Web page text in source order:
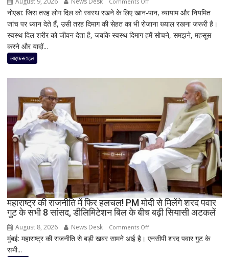
ब्रेन
हेल्थ
को
एक्सपर्ट
दिल
जितनी
जरूरी
दिमाग
की
सेहत
नोएडा: जिस तरह लोग दिल को स्वस्थ रखने के लिए खान-पान, व्यायाम और नियमित
जांच पर ध्यान देते हैं, उसी तरह दिमाग की सेहत का भी रोजाना ख्याल रखना जरूरी है।
स्वस्थ दिल शरीर को जीवन देता है, जबकि स्वस्थ दिमाग हमें सोचने, समझने, महसूस
करने और यादों...
लाइफस्टाइल
महाराष्ट्र की राजनीति में फिर हलचल! PM मोदी से मिलेंगे शरद पवार
गुट के सभी 8 सांसद, डीलिमिटेशन बिल के बीच बढ़ी सियासी अटकलें
August 8, 2026 News Desk Comments Offon
महाराष्ट्र
मुंबई: महाराष्ट्र की राजनीति से बड़ी खबर सामने आई है। एनसीपी शरद पवार गुट के
सभी...